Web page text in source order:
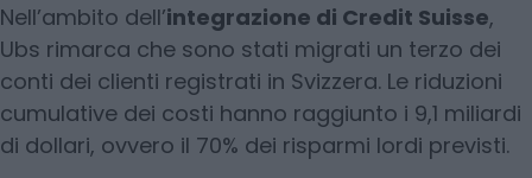
Nell’ambito dell’integrazione di Credit Suisse,
Ubs rimarca che sono stati migrati un terzo dei
conti dei clienti registrati in Svizzera. Le riduzioni
cumulative dei costi hanno raggiunto i 9,1 miliardi
di dollari, ovvero il 70% dei risparmi lordi previsti.